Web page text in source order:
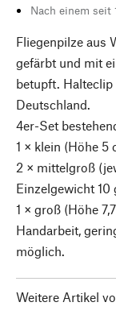
Nach einem
Fliegenpilze aus
gefärbt und mit
betupft. Halteclip
Deutschland.
4er-Set
1 × klein (Höhe 5
2 × mittelgroß
Einzelgewicht 10
1 × groß (Höhe
Handarbeit,
möglich.
Weitere Artikel